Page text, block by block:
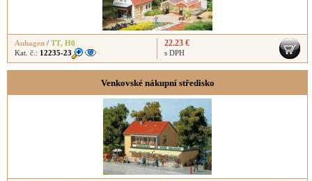
Auhagen / TT, H0
Kat. č.: 12235-23
22.23 €
s DPH
Venkovské nákupní středisko